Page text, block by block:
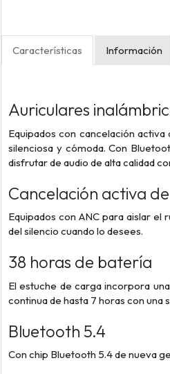
Características Información
Auriculares
Equipados con cancelación
silenciosa y cómoda. Con
disfrutar de audio de alta calidad
Cancelación activa
Equipados con ANC para aislar
del silencio cuando lo desees.
38 horas de batería
El estuche de carga incorpora
continua de hasta 7 horas con
Bluetooth 5.4
Con chip Bluetooth 5.4 de nueva